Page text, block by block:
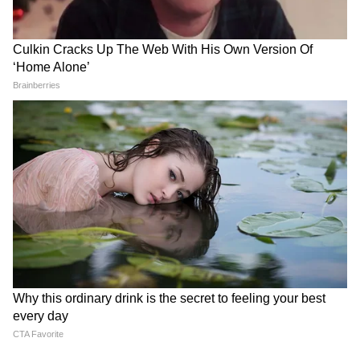
के कल्याण के लिए कार्य कर रही है। प्रधानमंत्री आवास
योजना से वंचित रहे सभी पात्र लोगों को आवास देने के
लिए सर्वे कराया जा रहा है
पीएम मोदी की श्रीअन्न प्रोत्साहन योजना ने मान बढ़ाया-
सीएम मोहन यादव
सीएम ने कहा कि आज सिवनी जिले के समग्र विकास के
लिए 349.33 करोड़ रुपए लागत के 586 विकास कार्यों
का लोकार्पण एवं 144.8 करोड़ के 43 कार्यों के भूमि-
पूजन किए गए हैं। उन्होंने कहा कि पहले कोदो-कुटकी,
ज्वार, बाजरा, मक्का को गरीबों की फसल कहा जाता था।
प्रधानमंत्री मोदी ने श्रीअन्न प्रोत्साहन योजना शुरू कर देश-
दुनिया में इसका मान बढ़ाया। श्रीअन्न में मौजूद तत्व सबसे
जल्दी पचता है। राज्य सरकार ने पिछले साल से श्रीअन्न